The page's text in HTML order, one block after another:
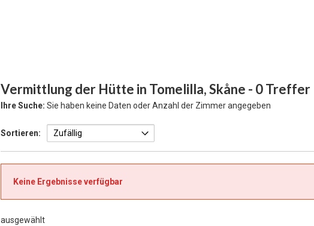
Vermittlung der Hütte in Tomelilla, Skåne - 0 Treffer
Ihre Suche: Sie haben keine Daten oder Anzahl der Zimmer angegeben
Sortieren:
Keine Ergebnisse verfügbar
ausgewählt